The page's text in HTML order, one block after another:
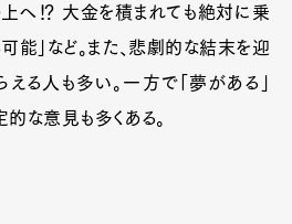
へ⁉ 大金を積まれても絶対に乗
能」など。また、悲劇的な結末を迎
える人も多い。一方で「夢がある」
的な意見も多くある。